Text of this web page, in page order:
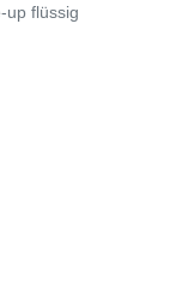
up flüssig